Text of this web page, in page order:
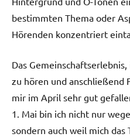
bestimmten Thema oder
Hörenden konzentriert
Das
zu hören und anschließend
mir im April sehr gut
1. Mai bin ich nicht nur
sondern auch weil mich